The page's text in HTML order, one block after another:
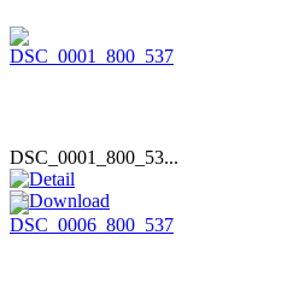
DSC_0001_800_53...